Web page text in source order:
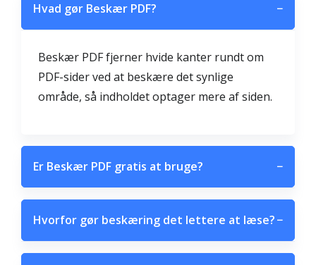
Hvad gør Beskær PDF? −
Beskær PDF fjerner hvide kanter rundt om
PDF-sider ved at beskære det synlige
område, så indholdet optager mere af siden.
Er Beskær PDF gratis at bruge? −
Hvorfor gør beskæring det lettere at læse?−